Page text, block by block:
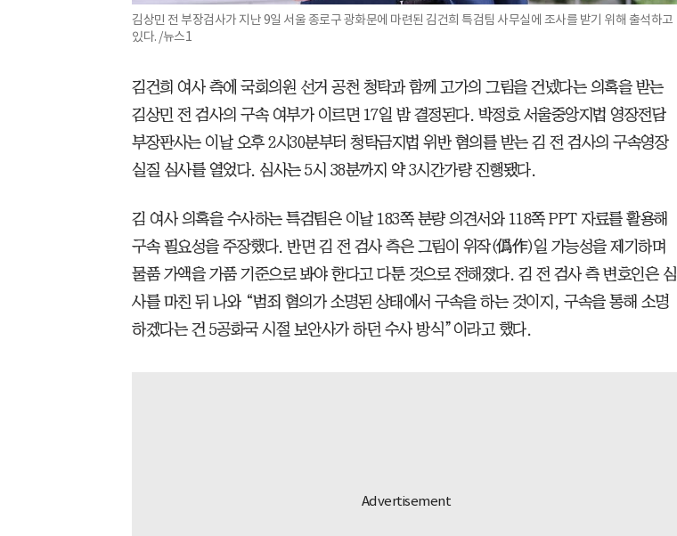
김상민 전 부장검사가 지난 9일 서울 종로구 광화문에 마련된 김건희 특검팀 사무실에 조사를 받기 위해 출석하고
있다. /뉴스1
김건희 여사 측에 국회의원 선거 공천 청탁과 함께 고가의 그림을 건넸다는 의혹을 받는
김상민 전 검사의 구속 여부가 이르면 17일 밤 결정된다. 박정호 서울중앙지법 영장전담
부장판사는 이날 오후 2시30분부터 청탁금지법 위반 혐의를 받는 김 전 검사의 구속영장
실질 심사를 열었다. 심사는 5시 38분까지 약 3시간가량 진행됐다.
김 여사 의혹을 수사하는 특검팀은 이날 183쪽 분량 의견서와 118쪽 PPT 자료를 활용해
구속 필요성을 주장했다. 반면 김 전 검사 측은 그림이 위작(僞作)일 가능성을 제기하며
물품 가액을 가품 기준으로 봐야 한다고 다툰 것으로 전해졌다. 김 전 검사 측 변호인은 심
사를 마친 뒤 나와 “범죄 혐의가 소명된 상태에서 구속을 하는 것이지, 구속을 통해 소명
하겠다는 건 5공화국 시절 보안사가 하던 수사 방식”이라고 했다.